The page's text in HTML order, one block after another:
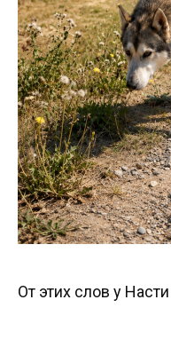
От этих слов у